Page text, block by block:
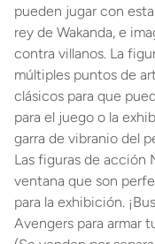
pueden jugar con
rey de Wakanda, e
contra villanos. La
múltiples puntos de
clásicos para que
para el juego o la
garra de vibranio del
Las figuras de acción
ventana que son
para la exhibición.
Avengers para armar